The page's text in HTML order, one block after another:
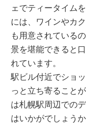
ェでティータイム
には、ワインやカ
も用意されている
景を堪能できると
れています。
駅ビル付近でショ
っと立ち寄ること
は札幌駅周辺での
はいかがでしょうか